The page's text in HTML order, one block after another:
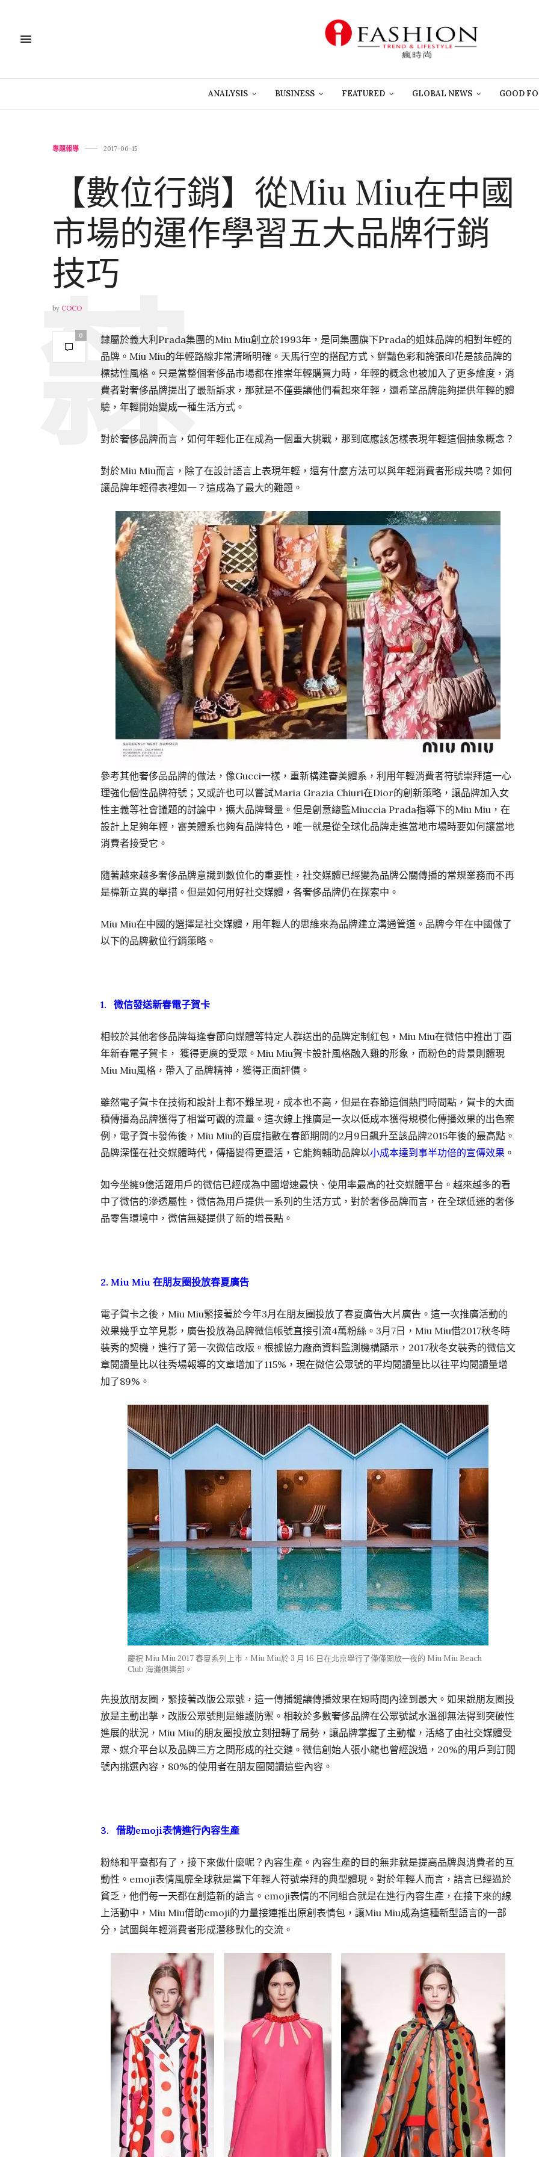
ANALYSIS BUSINESS FEATURED GLOBAL NEWS GOOD
專題報導 2017-06-15
【數位行銷】從Miu Miu在中國
市場的運作學習五大品牌行銷
技巧
by COCO
0
隸屬於義大利Prada集團的Miu Miu創立於1993年，是同集團旗下Prada的姐妹品牌的相對年輕的
品牌。Miu Miu的年輕路線非常清晰明確。天馬行空的搭配方式、鮮豔色彩和誇張印花是該品牌的
標誌性風格。只是當整個奢侈品市場都在推崇年輕購買力時，年輕的概念也被加入了更多維度，消
費者對奢侈品牌提出了最新訴求，那就是不僅要讓他們看起來年輕，還希望品牌能夠提供年輕的體
驗，年輕開始變成一種生活方式。
對於奢侈品牌而言，如何年輕化正在成為一個重大挑戰，那到底應該怎樣表現年輕這個抽象概念？
對於Miu Miu而言，除了在設計語言上表現年輕，還有什麼方法可以與年輕消費者形成共鳴？如何
讓品牌年輕得表裡如一？這成為了最大的難題。
參考其他奢侈品品牌的做法，像Gucci一樣，重新構建審美體系，利用年輕消費者符號崇拜這一心
理強化個性品牌符號；又或許也可以嘗試Maria Grazia Chiuri在Dior的創新策略，讓品牌加入女
性主義等社會議題的討論中，擴大品牌聲量。但是創意總監Miuccia Prada指導下的Miu Miu，在
設計上足夠年輕，審美體系也夠有品牌特色，唯一就是從全球化品牌走進當地市場時要如何讓當地
消費者接受它。
隨著越來越多奢侈品牌意識到數位化的重要性，社交媒體已經變為品牌公關傳播的常規業務而不再
是標新立異的舉措。但是如何用好社交媒體，各奢侈品牌仍在探索中。
Miu Miu在中國的選擇是社交媒體，用年輕人的思維來為品牌建立溝通管道。品牌今年在中國做了
以下的品牌數位行銷策略。
1. 微信發送新春電子賀卡
相較於其他奢侈品牌每逢春節向媒體等特定人群送出的品牌定制紅包，Miu Miu在微信中推出丁酉
年新春電子賀卡， 獲得更廣的受眾。Miu Miu賀卡設計風格融入雞的形象，而粉色的背景則體現
Miu Miu風格，帶入了品牌精神，獲得正面評價。
雖然電子賀卡在技術和設計上都不難呈現，成本也不高，但是在春節這個熱門時間點，賀卡的大面
積傳播為品牌獲得了相當可觀的流量。這次線上推廣是一次以低成本獲得規模化傳播效果的出色案
例，電子賀卡發佈後，Miu Miu的百度指數在春節期間的2月9日飆升至該品牌2015年後的最高點。
品牌深懂在社交媒體時代，傳播變得更靈活，它能夠輔助品牌以小成本達到事半功倍的宣傳效果 。
如今坐擁9億活躍用戶的微信已經成為中國增速最快、使用率最高的社交媒體平台。越來越多的看
中了微信的滲透屬性，微信為用戶提供一系列的生活方式，對於奢侈品牌而言，在全球低迷的奢侈
品零售環境中，微信無疑提供了新的增長點。
2. Miu Miu 在朋友圈投放春夏廣告
電子賀卡之後，Miu Miu緊接著於今年3月在朋友圈投放了春夏廣告大片廣告。這一次推廣活動的
效果幾乎立竿見影，廣告投放為品牌微信帳號直接引流4萬粉絲。3月7日，Miu Miu借2017秋冬時
裝秀的契機，進行了第一次微信改版。根據協力廠商資料監測機構顯示，2017秋冬女裝秀的微信文
章閱讀量比以往秀場報導的文章增加了115%，現在微信公眾號的平均閱讀量比以往平均閱讀量增
加了89%。
慶祝 Miu Miu 2017 春夏系列上市，Miu Miu於 3 月 16 日在北京舉行了僅僅開放一夜的 Miu Miu Beach
Club 海灘俱樂部。
先投放朋友圈，緊接著改版公眾號，這一傳播鏈讓傳播效果在短時間內達到最大。如果說朋友圈投
放是主動出擊，改版公眾號則是維護防禦。相較於多數奢侈品牌在公眾號試水溫卻無法得到突破性
進展的狀況，Miu Miu的朋友圈投放立刻扭轉了局勢，讓品牌掌握了主動權，活絡了由社交媒體受
眾、媒介平台以及品牌三方之間形成的社交鏈。微信創始人張小龍也曾經說過，20%的用戶到訂閱
號內挑選內容，80%的使用者在朋友圈閱讀這些內容。
3. 借助emoji表情進行內容生產
粉絲和平臺都有了，接下來做什麼呢？內容生產。內容生產的目的無非就是提高品牌與消費者的互
動性。emoji表情風靡全球就是當下年輕人符號崇拜的典型體現。對於年輕人而言，語言已經過於
貧乏，他們每一天都在創造新的語言。emoji表情的不同組合就是在進行內容生產，在接下來的線
上活動中，Miu Miu借助emoji的力量接連推出原創表情包，讓Miu Miu成為這種新型語言的一部
分，試圖與年輕消費者形成潛移默化的交流。